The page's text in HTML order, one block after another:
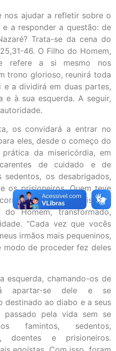
nos ajudar a refletir sobre o
a responder a questão: de
Trata-se da cena do
46. O Filho do Homem,
refere a si mesmo nos
trono glorioso, reunirá toda
e a dividirá em duas partes,
e à sua esquerda. A seguir,
os convidará a entrar no
eles, desde o começo do
da misericórdia, em
de cuidado e de
os desabrigados,
os prisioneiros. Quem teve
em última análise, se
Homem, transformado,
“Cada vez que vocês
irmãos mais pequeninos,
modo de proceder fez deles
esquerda, chamando-os de
apartar-se dele e se
destinado ao diabo e a seus
pela vida sem se
famintos, sedentos,
doentes e prisioneiros.